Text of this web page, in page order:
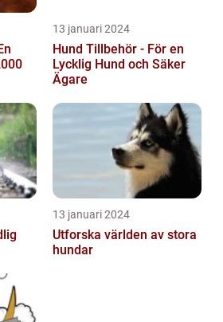
13 januari 2024
Hund Tillbehör - För en
Lycklig Hund och Säker
Ägare
13 januari 2024
Utforska världen av stora
hundar